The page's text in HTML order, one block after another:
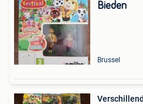
Bieden
Brussel